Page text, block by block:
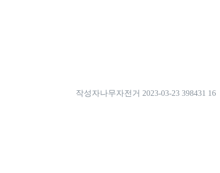
작성자나무자전거 2023-03-23 398431 16